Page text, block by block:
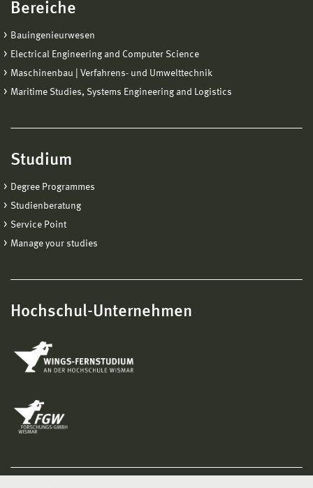
Bereiche
Bauingenieurwesen
Electrical Engineering and Computer Science
Maschinenbau | Verfahrens- und Umwelttechnik
Maritime Studies, Systems Engineering and Logistics
Studium
Degree Programmes
Studienberatung
Service Point
Manage your studies
Hochschul-Unternehmen